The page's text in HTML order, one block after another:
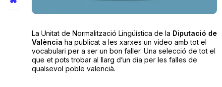
La Unitat de Normalització Lingüística de la Diputació de
València ha publicat a les xarxes un vídeo amb tot el
vocabulari per a ser un bon faller. Una selecció de tot el
que et pots trobar al llarg d’un dia per les falles de
qualsevol poble valencià.